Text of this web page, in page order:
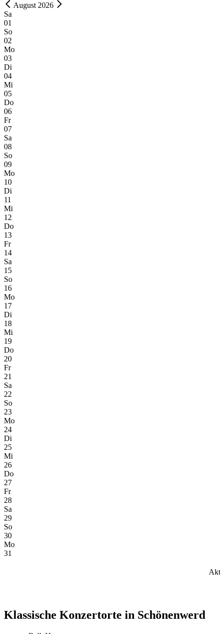
August 2026
Sa
01
So
02
Mo
03
Di
04
Mi
05
Do
06
Fr
07
Sa
08
So
09
Mo
10
Di
11
Mi
12
Do
13
Fr
14
Sa
15
So
16
Mo
17
Di
18
Mi
19
Do
20
Fr
21
Sa
22
So
23
Mo
24
Di
25
Mi
26
Do
27
Fr
28
Sa
29
So
30
Mo
31
Klassische Konzertorte in Schönenwerd